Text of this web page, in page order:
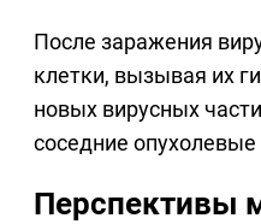
После заражения
клетки, вызывая их
новых вирусных
соседние опухолевые
Перспективы